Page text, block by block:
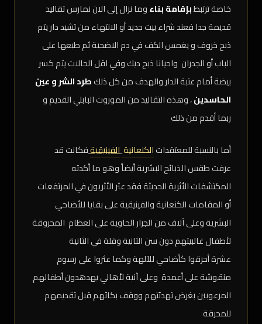
خاصة ترتبطبإقامة بناءوما نزال إلى الان نمارس تقاليد
قديمة جدا فعند شراء بيت جديد أو الانتهاء من تشيد دار يتم
ذبح خروف و يغمس الكف في دم الاضحية ثم طبعها على
الباب أو الجدران واحيانا ذبح ديك وفي اقل الحالات يتم كسر
بيضة أمام عتبة الدار والهدف من كل ذلكطرد الشر و عين
الحاسدين، وهذه التقاليد من الموروث البابلي القديم و
ربما أقدم من ذلك
أما بالنسبة للمعتقداتالكنعانيةالفينيقيةفكانت قد
عرفت طقس الذبائح البشرية أيضاً وهو ما أكدته
المكتشفات الأثرية الحديثة فقد عثر الأثريون في المرتفعات
أو المقامات الكنعانية والفينيقية على بقايا للأضاحي
البشرية وعلى آلاف من الجرار الحاوية على العظام المحروقة
لأطفال غالبيتهم دون سن الثانية وقلة في الثانية
عشرة أحرقوا كأضاحي للآلهة وكما عثروا على رسوم
منقوشة على أعمدة وعلى آنية لأهالي يهدهدون أطفالهم
المرعوبين بغرض تهدئتهم ووقف بكائهم قبل تقديمهم
للمحرقة